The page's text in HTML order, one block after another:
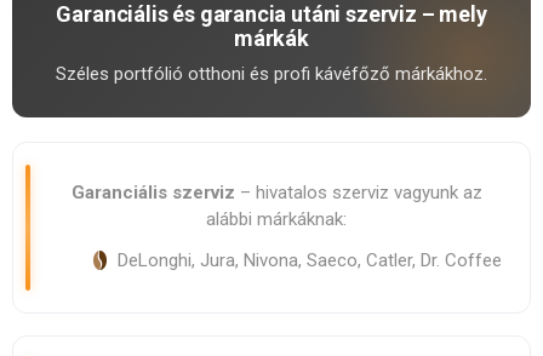
Garanciális és garancia utáni szerviz – mely
márkák
Széles portfólió otthoni és profi kávéfőző márkákhoz.
Garanciális szerviz – hivatalos szerviz vagyunk az
alábbi márkáknak:
DeLonghi, Jura, Nivona, Saeco, Catler, Dr. Coffee